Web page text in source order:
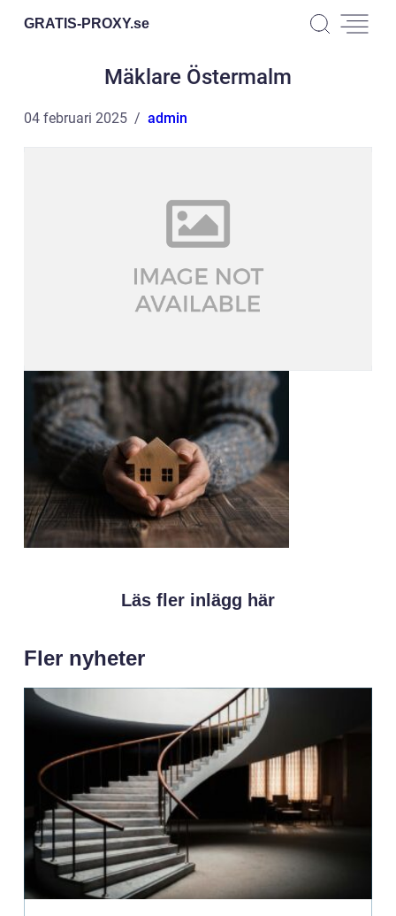
GRATIS-PROXY.se
Mäklare Östermalm
04 februari 2025 admin
Läs fler inlägg här
Fler nyheter